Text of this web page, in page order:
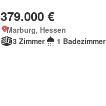
379.000 €
Marburg, Hessen
3 Zimmer
1 Badezimmer